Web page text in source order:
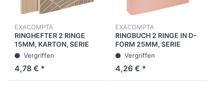
EXACOMPTA
RINGHEFTER 2 RINGE
15MM, KARTON, SERIE
ETERNECO - A4 -
SORTIERTE MOTIVE
Vergriffen
4,78 € *
EXACOMPTA
RINGBUCH 2 RINGE IN D-
FORM 25MM, SERIE
AQUAREL - A4 -
KORALLENROT
Vergriffen
4,26 € *